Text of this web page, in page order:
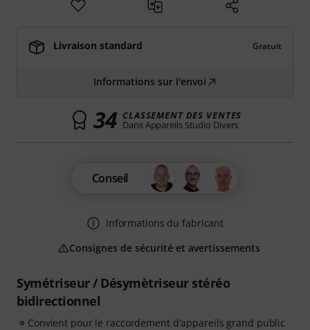
Symétriseur / Désymètriseur stéréo
bidirectionnel
Convient pour le raccordement d'appareils grand public
Livraison standard Gratuit
Informations sur l'envoi
34 CLASSEMENT DES VENTES
Dans Appareils Studio Divers
Conseil
Informations du fabricant
Consignes de sécurité et avertissements